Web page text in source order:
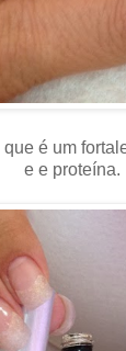
é um
e e proteína.